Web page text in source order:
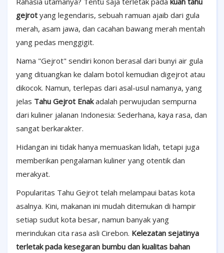
gejrot yang legendaris, sebuah ramuan ajaib dari gula
merah, asam jawa, dan cacahan bawang merah mentah
yang pedas menggigit.
Nama "Gejrot" sendiri konon berasal dari bunyi air gula
yang dituangkan ke dalam botol kemudian digejrot atau
dikocok. Namun, terlepas dari asal-usul namanya, yang
jelas Tahu Gejrot Enakadalah perwujudan sempurna
dari kuliner jalanan Indonesia: Sederhana, kaya rasa, dan
sangat berkarakter.
Hidangan ini tidak hanya memuaskan lidah, tetapi juga
memberikan pengalaman kuliner yang otentik dan
merakyat.
Popularitas Tahu Gejrot telah melampaui batas kota
asalnya. Kini, makanan ini mudah ditemukan di hampir
setiap sudut kota besar, namun banyak yang
merindukan cita rasa asli Cirebon. Kelezatan sejatinya
terletak pada kesegaran bumbu dan kualitas bahan